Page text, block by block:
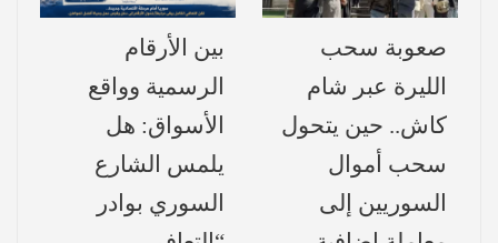
أوضح عدد من سكان تل براك أن الأهالي باتوا
مجبرين على استلام مخصصاتهم من الخبز وهو
غير ناضج بالشكل الكافي (معجّن)، مما يجعله
سريع التلف ويفقده مواصفاته القياسية، ويتحول
إلى عبء مالي إضافي على العائلات التي تعتمد
عليه كمادة أساسية لا يمكن الاستغناء عنها.
صعوبة سحب
الليرة عبر شام
كاش.. حين يتحول
سحب أموال
السوريين إلى
بين الأرقام
الرسمية وواقع
الأسواق: هل
يلمس الشارع
السوري بوادر